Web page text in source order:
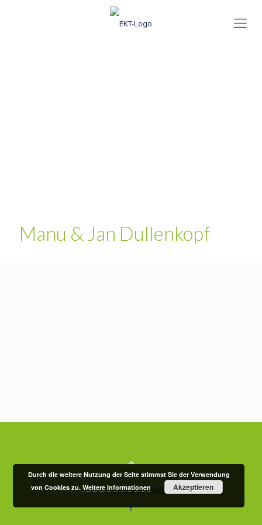
Manu & Jan Dullenkopf
© 2026 EKT GmbH |Impressum|Datenschutzerklärung
Durch die weitere Nutzung der Seite stimmst Sie der Verwendung
von Cookies zu.Weitere Informationen Akzeptieren